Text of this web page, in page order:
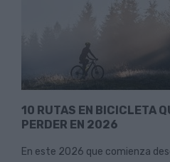
10 RUTAS EN BICICLETA
PERDER EN 2026
En este 2026 que comienza